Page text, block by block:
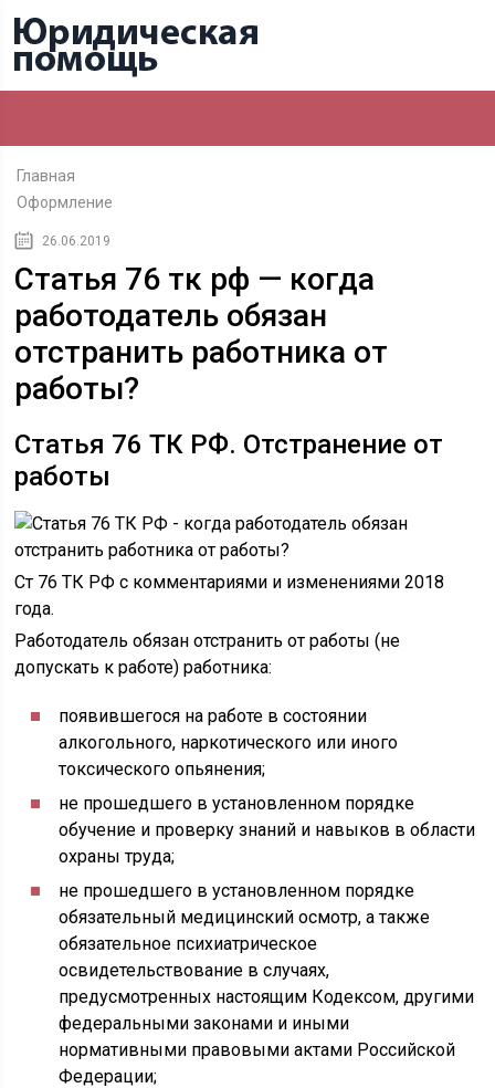
Главная
Оформление
26.06.2019
Статья 76 тк рф — когда
работодатель обязан
отстранить работника от
работы?
Статья 76 ТК РФ. Отстранение от
работы
Ст 76 ТК РФ с комментариями и изменениями 2018
года.
Работодатель обязан отстранить от работы (не
допускать к работе) работника:
появившегося на работе в состоянии
алкогольного, наркотического или иного
токсического опьянения;
не прошедшего в установленном порядке
обучение и проверку знаний и навыков в области
охраны труда;
не прошедшего в установленном порядке
обязательный медицинский осмотр, а также
обязательное психиатрическое
освидетельствование в случаях,
предусмотренных настоящим Кодексом, другими
федеральными законами и иными
нормативными правовыми актами Российской
Федерации;